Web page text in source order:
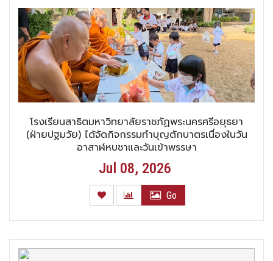
โรงเรียนสาธิตมหาวิทยาลัยราชภัฏพระนครศรีอยุธยา
(ฝ่ายปฐมวัย) ได้จัดกิจกรรมทำบุญตักบาตรเนื่องในวัน
อาสาฬหบูชาและวันเข้าพรรษา
Jul 08, 2026
Go